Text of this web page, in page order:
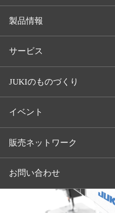
製品情報
サービス
JUKIのものづくり
イベント
販売ネットワーク
お問い合わせ